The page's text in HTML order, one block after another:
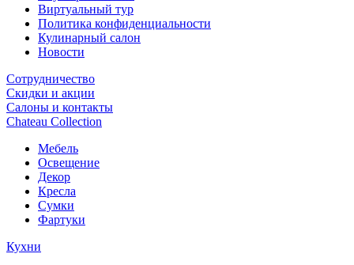
Виртуальный тур
Политика конфиденциальности
Кулинарный салон
Новости
Сотрудничество
Скидки и акции
Салоны и контакты
Chateau Collection
Мебель
Освещение
Декор
Кресла
Сумки
Фартуки
Кухни